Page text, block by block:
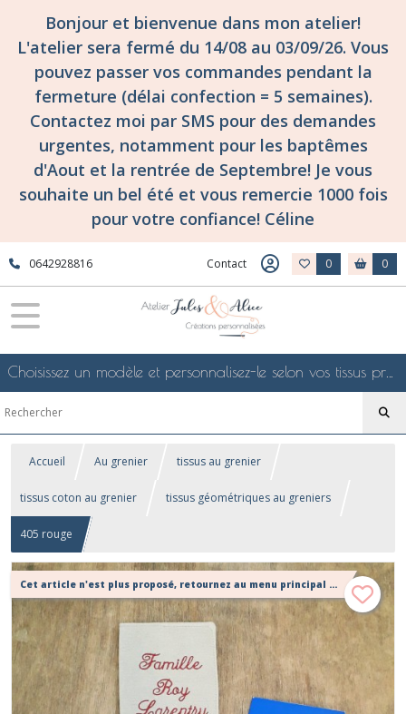
Bonjour et bienvenue dans mon atelier!
L'atelier sera fermé du 14/08 au 03/09/26. Vous
pouvez passer vos commandes pendant la
fermeture (délai confection = 5 semaines).
Contactez moi par SMS pour des demandes
urgentes, notamment pour les baptêmes
d'Aout et la rentrée de Septembre! Je vous
souhaite un bel été et vous remercie 1000 fois
pour votre confiance! Céline
0642928816 Contact 0 0
Choisissez un modèle et personnalisez-le selon vos tissus préférés de mes collections en ligne, je le confectionnerai selon vos souhaits
Accueil Au grenier tissus au grenier
tissus coton au grenier tissus géométriques au greniers
405 rouge
Cet article n'est plus proposé, retournez au menu principal ou contactez moi!